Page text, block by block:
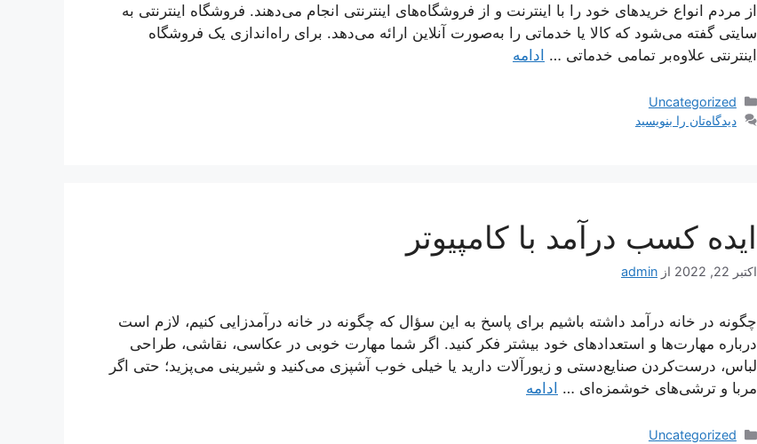
از مردم انواع خریدهای خود را با اینترنت و از فروشگاه‌های اینترنتی انجام می‌دهند. فروشگاه اینترنتی به
سایتی گفته می‌شود که کالا یا خدماتی را به‌صورت آنلاین ارائه می‌دهد. برای راه‌اندازی یک فروشگاه
اینترنتی علاوه‌بر تمامی خدماتی … ادامه
دسته‌ها
Uncategorized
دیدگاه‌تان را بنویسید
ایده کسب درآمد با کامپیوتر
اکتبر 22, 2022 از admin
چگونه در خانه درآمد داشته باشیم برای پاسخ به این سؤال که چگونه در خانه درآمدزایی کنیم، لازم است
درباره مهارت‌ها و استعدادهای خود بیشتر فکر کنید. اگر شما مهارت خوبی در عکاسی، نقاشی، طراحی
لباس، درست‌کردن صنایع‌دستی و زیورآلات دارید یا خیلی خوب آشپزی می‌کنید و شیرینی می‌پزید؛ حتی اگر
مربا و ترشی‌های خوشمزه‌ای … ادامه
دسته‌ها
Uncategorized